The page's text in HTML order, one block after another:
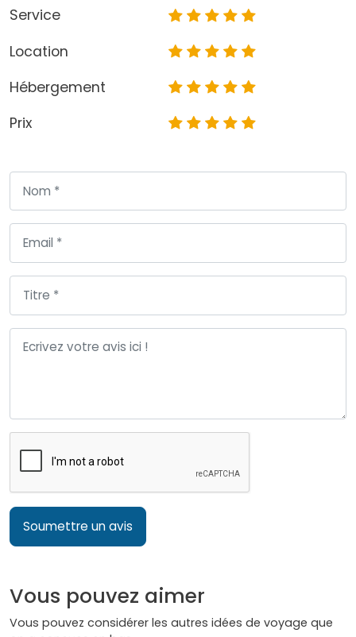
Service
Location
Hébergement
Prix
Soumettre un avis
Vous pouvez aimer
Vous pouvez considérer les autres idées de voyage que